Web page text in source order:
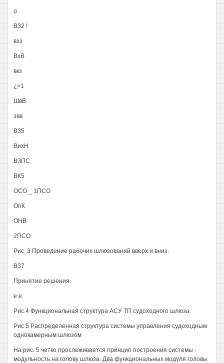
о
В32 !
взз
ВхВ
вкз
¿>1
ШвВ
звв
В35
ВихН
ВЗПС
ВК5
ОСО _ 1ПСО
ОпК
ОНВ
2ПСО
Рис. 3 Проведение рабочих шлюзований вверх и вниз.
В37
Принятие решения
е е
Рис.4 Функциональная структура АСУ ТП судоходного шлюза.
Рис 5 Распределенная структура системы управления судоходным
однокамерным шлюзом
На рис. 5 четко прослеживается принцип построения системы -
модульность на голову шлюза. Два функциональных модуля головы